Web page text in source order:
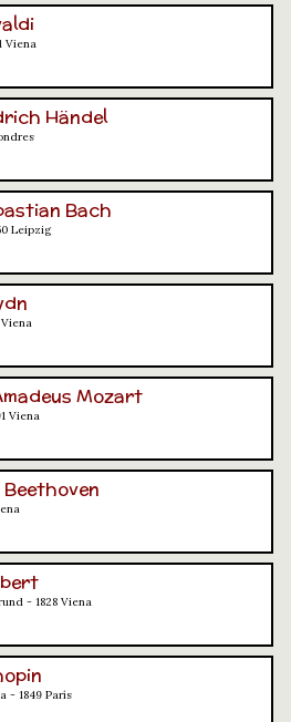
Viena
Händel
Bach
Leipzig
Viena
Mozart
Viena
- 1828 Viena
- 1849 París